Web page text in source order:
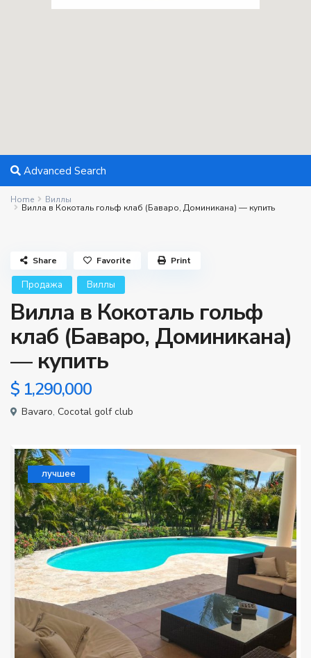
Advanced Search
Home Виллы
Вилла в Кокоталь гольф клаб (Баваро, Доминикана) — купить
Продажа Виллы
Вилла в Кокоталь гольф
клаб (Баваро, Доминикана)
— купить
$ 1,290,000
Bavaro, Cocotal golf club
Share Favorite Print
лучшее